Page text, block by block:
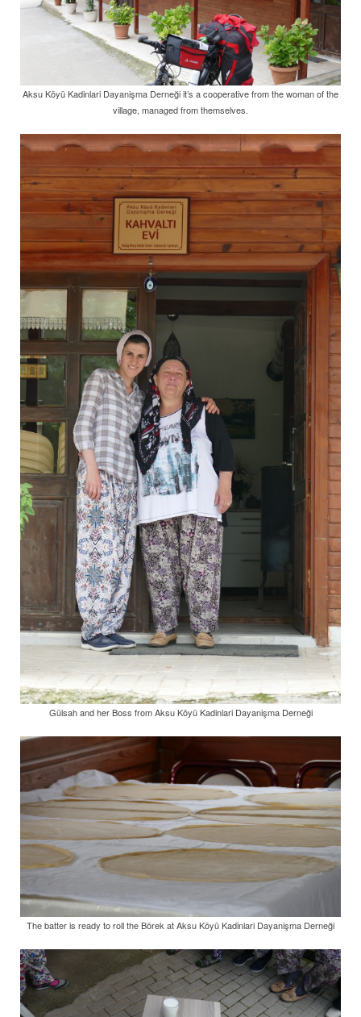
Aksu Köyü Kadinlari Dayanişma Derneği it’s a cooperative from the woman of the
village, managed from themselves.
Gülsah and her Boss from Aksu Köyü Kadinlari Dayanişma Derneği
The batter is ready to roll the Börek at Aksu Köyü Kadinlari Dayanişma Derneği